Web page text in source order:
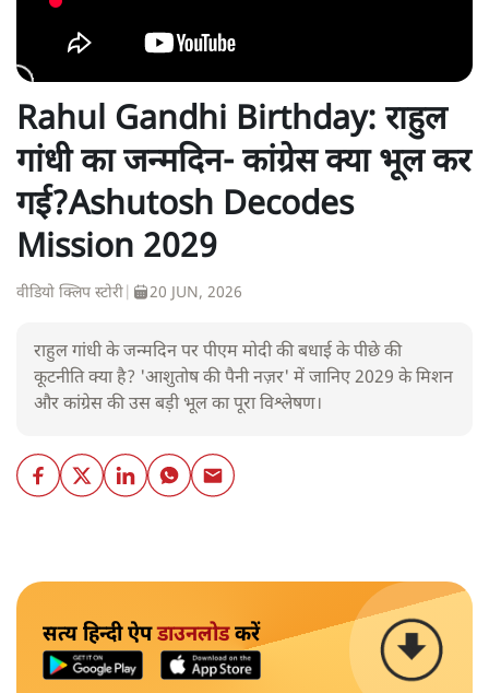
Rahul Gandhi Birthday: राहुल
गांधी का जन्मदिन- कांग्रेस क्या भूल कर
गई?Ashutosh Decodes
Mission 2029
वीडियो क्लिप स्टोरी 20 JUN, 2026
राहुल गांधी के जन्मदिन पर पीएम मोदी की बधाई के पीछे की
कूटनीति क्या है? 'आशुतोष की पैनी नज़र' में जानिए 2029 के मिशन
और कांग्रेस की उस बड़ी भूल का पूरा विश्लेषण।
सत्य हिन्दी ऐपडाउनलोडकरें